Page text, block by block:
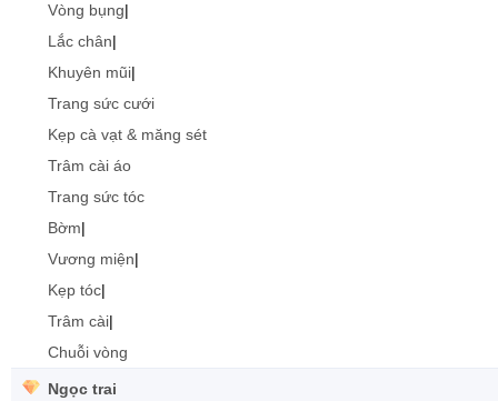
Vòng bụng|
Lắc chân|
Khuyên mũi|
Trang sức cưới
Kẹp cà vạt & măng sét
Trâm cài áo
Trang sức tóc
Bờm|
Vương miện|
Kẹp tóc|
Trâm cài|
Chuỗi vòng
Ngọc trai